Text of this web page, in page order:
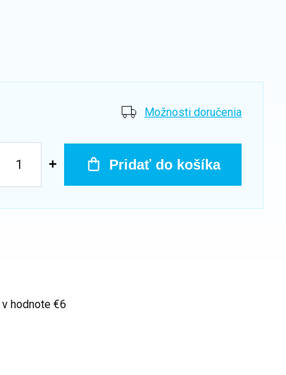
v hodnote €6
Možnosti doručenia
Pridať do košíka